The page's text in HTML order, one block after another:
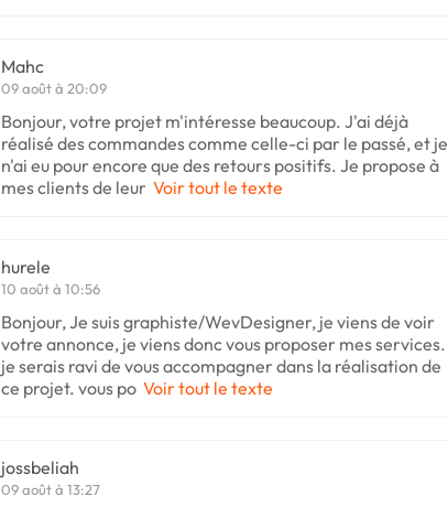
Mahc
09 août à 20:09
Bonjour, votre projet m'intéresse beaucoup. J'ai déjà
réalisé des commandes comme celle-ci par le passé, et je
n'ai eu pour encore que des retours positifs. Je propose à
mes clients de leur Voir tout le texte
hurele
10 août à 10:56
Bonjour, Je suis graphiste/WevDesigner, je viens de voir
votre annonce, je viens donc vous proposer mes services.
je serais ravi de vous accompagner dans la réalisation de
ce projet. vous po Voir tout le texte
jossbeliah
09 août à 13:27